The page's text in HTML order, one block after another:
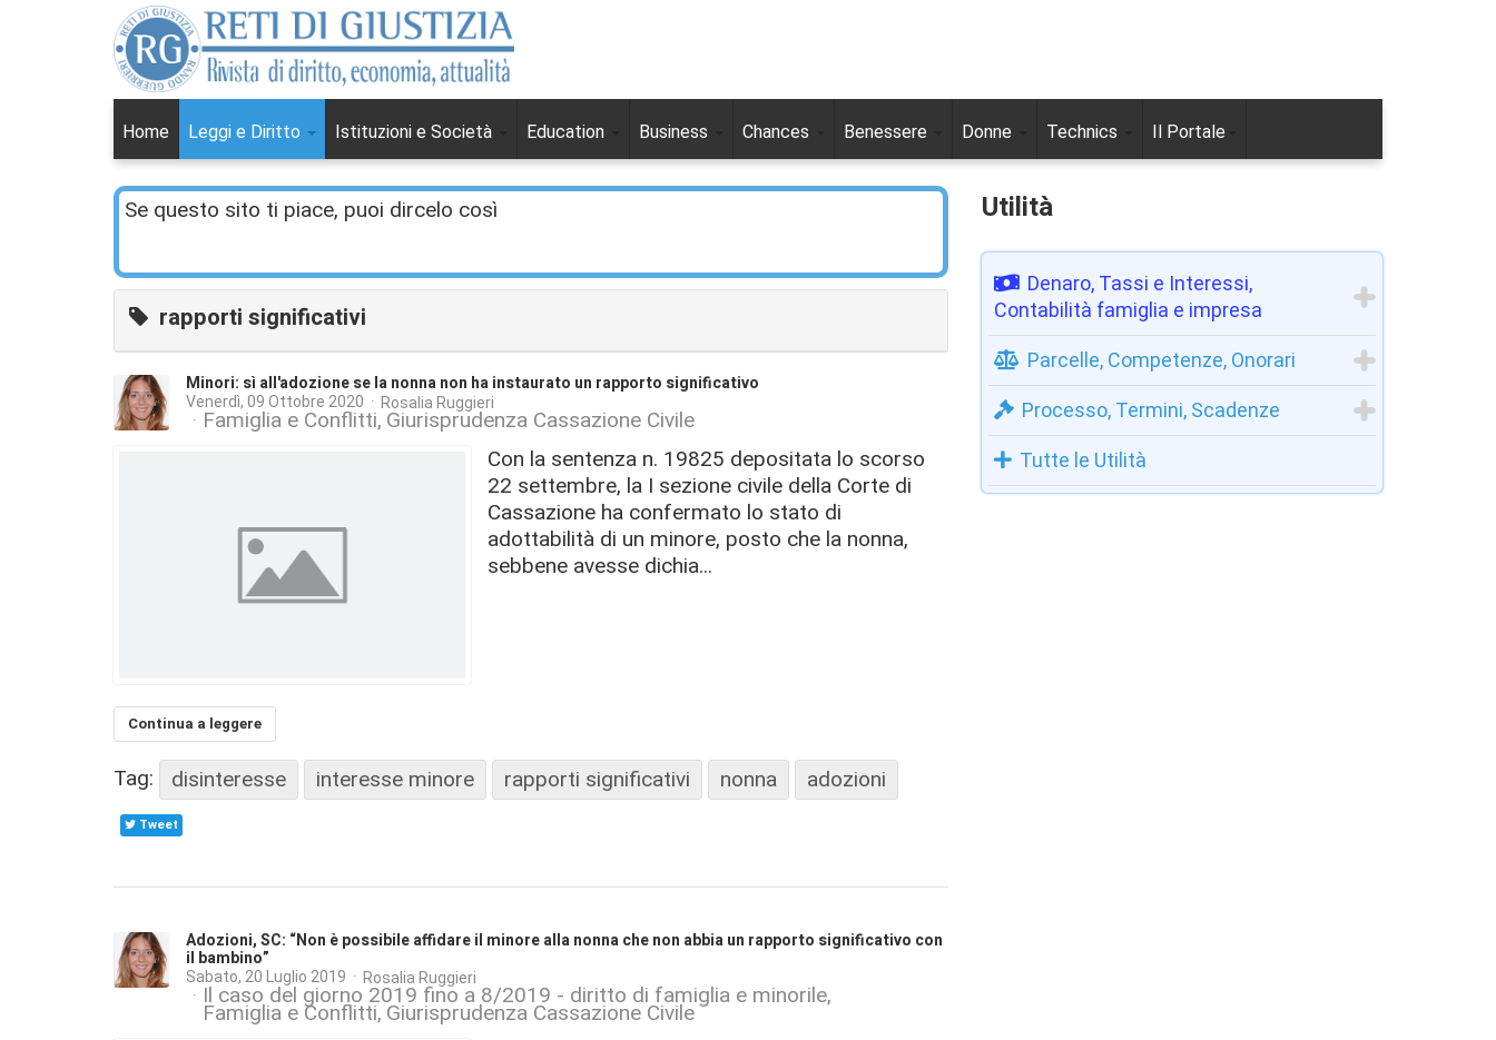
Home Leggi e Diritto Istituzioni e Società Education Business Chances Benessere Donne Technics Il Portale
Se questo sito ti piace, puoi dircelo così
rapporti significativi
Minori: sì all'adozione se la nonna non ha instaurato un rapporto significativo
Venerdì, 09 Ottobre 2020 Rosalia Ruggieri
Famiglia e Conflitti Giurisprudenza Cassazione Civile
Con la sentenza n. 19825 depositata lo scorso
22 settembre, la I sezione civile della Corte di
Cassazione ha confermato lo stato di
adottabilità di un minore, posto che la nonna,
sebbene avesse dichia...
Continua a leggere
Tag: disinteresse interesse minore rapporti significativi nonna adozioni
Tweet
Adozioni, SC: “Non è possibile affidare il minore alla nonna che non abbia un rapporto significativo con
il bambino”
Sabato, 20 Luglio 2019 Rosalia Ruggieri
Il caso del giorno 2019 fino a 8/2019 - diritto di famiglia e minorile
Famiglia e Conflitti Giurisprudenza Cassazione Civile
Utilità
Denaro, Tassi e Interessi,
Contabilità famiglia e impresa
Parcelle, Competenze, Onorari
Processo, Termini, Scadenze
Tutte le Utilità